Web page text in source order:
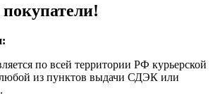
по всей территории РФ курьерской
из пунктов выдачи СДЭК или